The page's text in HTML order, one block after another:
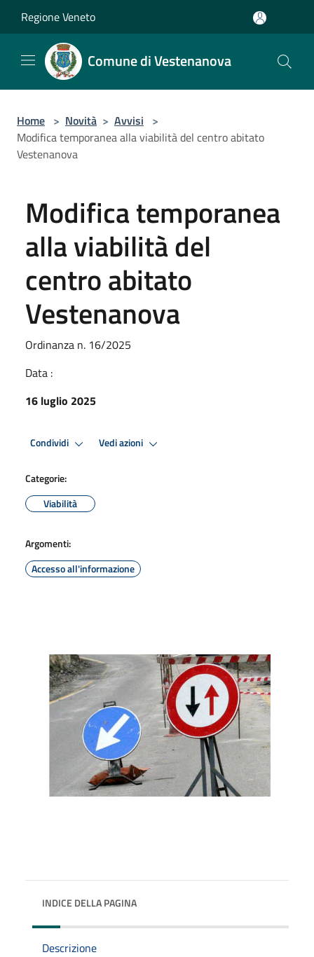
Regione Veneto
Comune di Vestenanova
Home > Novità > Avvisi >
Modifica temporanea alla viabilità del centro abitato
Vestenanova
Modifica temporanea
alla viabilità del
centro abitato
Vestenanova
Ordinanza n. 16/2025
Data :
16 luglio 2025
Condividi Vedi azioni
Categorie:
Viabilità
Argomenti:
Accesso all'informazione
INDICE DELLA PAGINA
Descrizione